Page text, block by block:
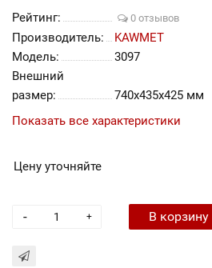
Рейтинг: 0 отзывов
Производитель:
KAWMET
Модель:
3097
Внешний
размер:
740x435x425 мм
Показать все характеристики
Цену уточняйте
+
- В корзину